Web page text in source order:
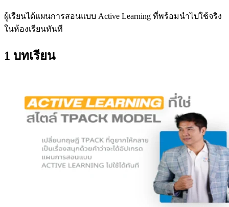
ผู้เรียนได้แผนการสอนแบบ Active Learning ที่พร้อมนำไปใช้จริง
ในห้องเรียนทันที
1 บทเรียน